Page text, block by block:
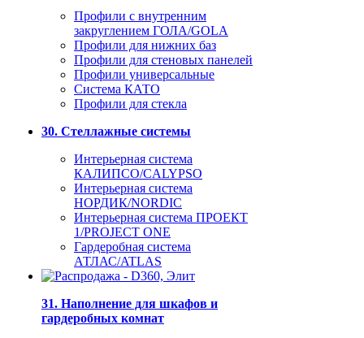
Профили с внутренним
закруглением ГОЛА/GOLA
Профили для нижних баз
Профили для стеновых панелей
Профили универсальные
Система КАТО
Профили для стекла
30. Стеллажные системы
Интерьерная система
КАЛИПСО/CALYPSO
Интерьерная система
НОРДИК/NORDIC
Интерьерная система ПРОЕКТ
1/PROJECT ONE
Гардеробная система
АТЛАС/ATLAS
31. Наполнение для шкафов и
гардеробных комнат